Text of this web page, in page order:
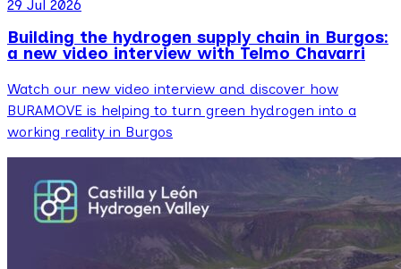
29 Jul 2026
Building the hydrogen supply chain in Burgos:
a new video interview with Telmo Chavarri
Watch our new video interview and discover how
BURAMOVE is helping to turn green hydrogen into a
working reality in Burgos